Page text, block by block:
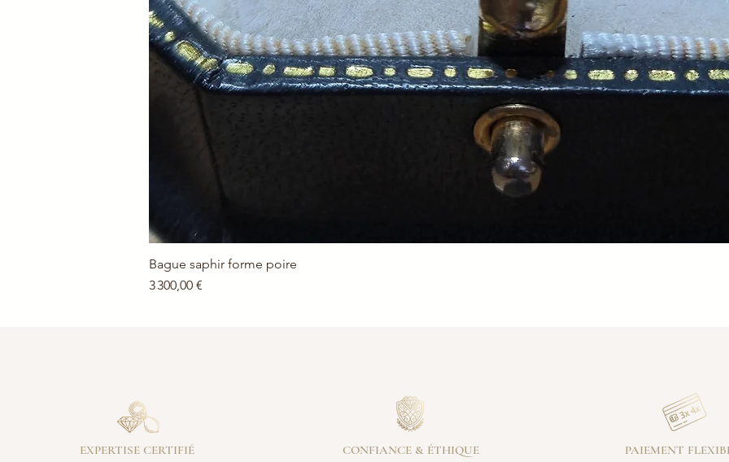
Bague saphir forme poire
Prix
3 300,00 €
EXPERTISE CERTIFIÉ
CONFIANCE & ÉTHIQUE
PAIEMENT